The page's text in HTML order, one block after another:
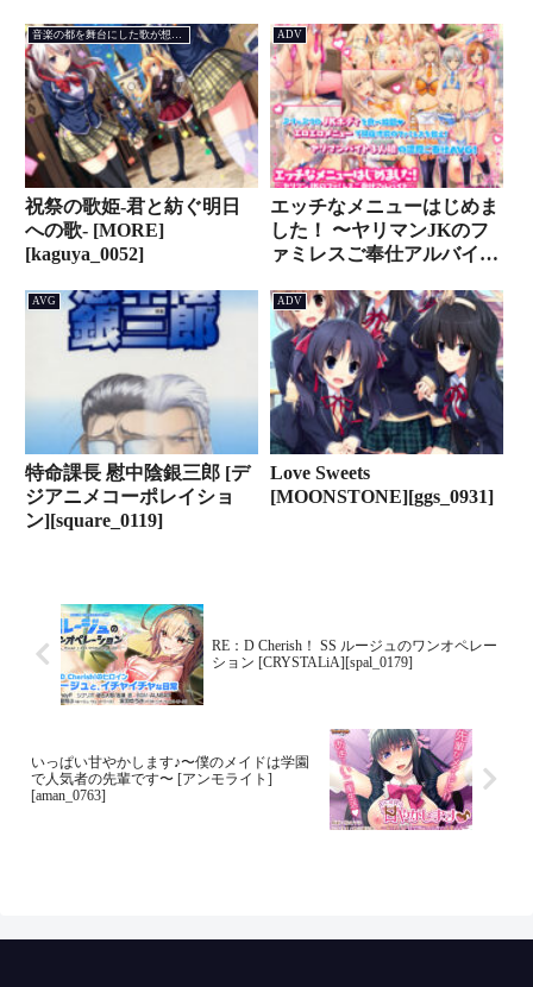
音楽の都を舞台にした歌が想いを紡ぐAVG
祝祭の歌姫-君と紡ぐ明日
への歌- [MORE]
[kaguya_0052]
ADV
エッチなメニューはじめま
した！ 〜ヤリマンJKのフ
ァミレスご奉仕アルバイ
[next_0214]
AVG
特命課長 慰中陰銀三郎 [デ
ジアニメコーポレイショ
ン][square_0119]
ADV
Love Sweets
[MOONSTONE][ggs_0931]
RE：D Cherish！ SS ルージュのワンオペレー
ション [CRYSTALiA][spal_0179]
いっぱい甘やかします♪〜僕のメイドは学園
で人気者の先輩です〜 [アンモライト]
[aman_0763]